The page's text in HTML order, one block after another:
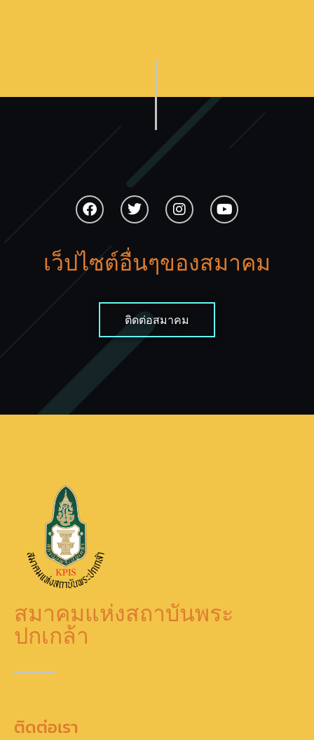
เว็ปไซต์อื่นๆของสมาคม
ติดต่อสมาคม
สมาคมแห่งสถาบันพระ
ปกเกล้า
ติดต่อเรา